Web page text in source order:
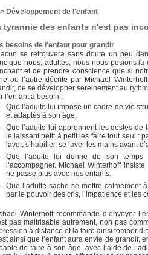
> Développement de l'enfant
tyrannie des enfants n'est pas
besoins de l'enfant pour grandir
se retrouvera sans doute un peu
que nous, adultes, nous nous posions
et de prendre conscience que si
ou l’autre décrite par Michael
de se développer sereinement au
l’enfant a besoin :
Que l’adulte lui impose un cadre de vie
et adaptés à son âge.
Que l’adulte lui apprennent les gestes
le laissant petit à petit les faire tout seul :
laver, s’habiller, se laver les mains avant
Que l’adulte lui donne de son
l’accompagner. Michael Winterhoff
ne passe plus avec nos enfants.
Que l’adulte sache se mettre calmement
par le pouvoir des cris, l’impatience et les
Winterhoff recommande d’envoyer
pas maitrisable autrement, non pas
à distance et la faire ainsi tomber
ainsi que l’enfant aura envie de grandir,
de faire à son âge, avec l’aide de